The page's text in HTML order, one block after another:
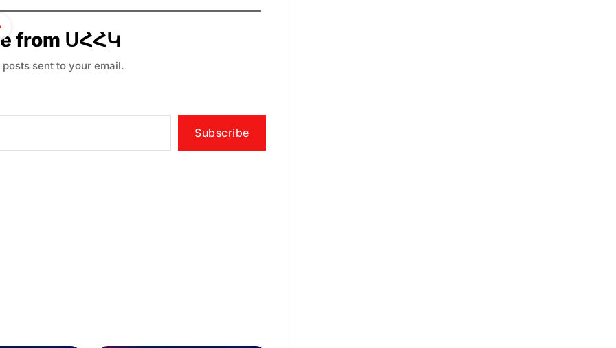
from ՍՀՀԿ
sent to your email.
Subscribe